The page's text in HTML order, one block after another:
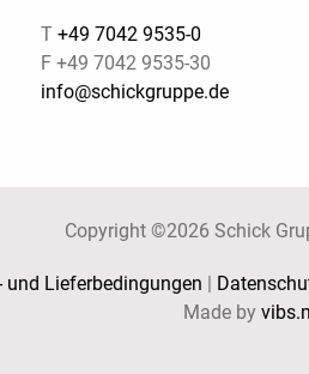
T +49 7042 9535-0
F +49 7042 9535-30
info@schickgruppe.de
Copyright ©2026 Schick
und Lieferbedingungen |
Made by